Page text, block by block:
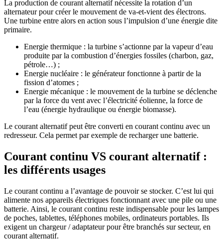
La production de courant alternatif nécessite la rotation d’un
alternateur pour créer le mouvement de va-et-vient des électrons.
Une turbine entre alors en action sous l’impulsion d’une énergie dite
primaire.
Energie thermique : la turbine s’actionne par la vapeur d’eau
produite par la combustion d’énergies fossiles (charbon, gaz,
pétrole…) ;
Energie nucléaire : le générateur fonctionne à partir de la
fission d’atomes ;
Energie mécanique : le mouvement de la turbine se déclenche
par la force du vent avec l’électricité éolienne, la force de
l’eau (énergie hydraulique ou énergie biomasse).
Le courant alternatif peut être converti en courant continu avec un
redresseur. Cela permet par exemple de recharger une batterie.
Courant continu VS courant alternatif :
les différents usages
Le courant continu a l’avantage de pouvoir se stocker. C’est lui qui
alimente nos appareils électriques fonctionnant avec une pile ou une
batterie. Ainsi, le courant continu reste indispensable pour les lampes
de poches, tablettes, téléphones mobiles, ordinateurs portables. Ils
exigent un chargeur / adaptateur pour être branchés sur secteur, en
courant alternatif.